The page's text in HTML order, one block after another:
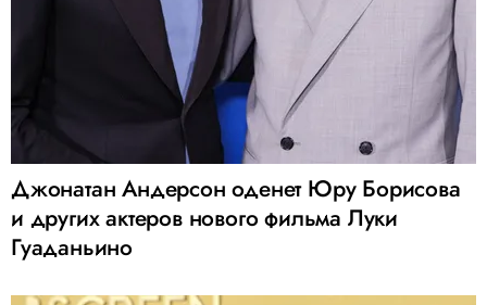
Джонатан Андерсон оденет Юру Борисова
и других актеров нового фильма Луки
Гуаданьино